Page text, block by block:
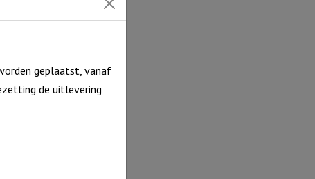
geplaatst, vanaf
de uitlevering